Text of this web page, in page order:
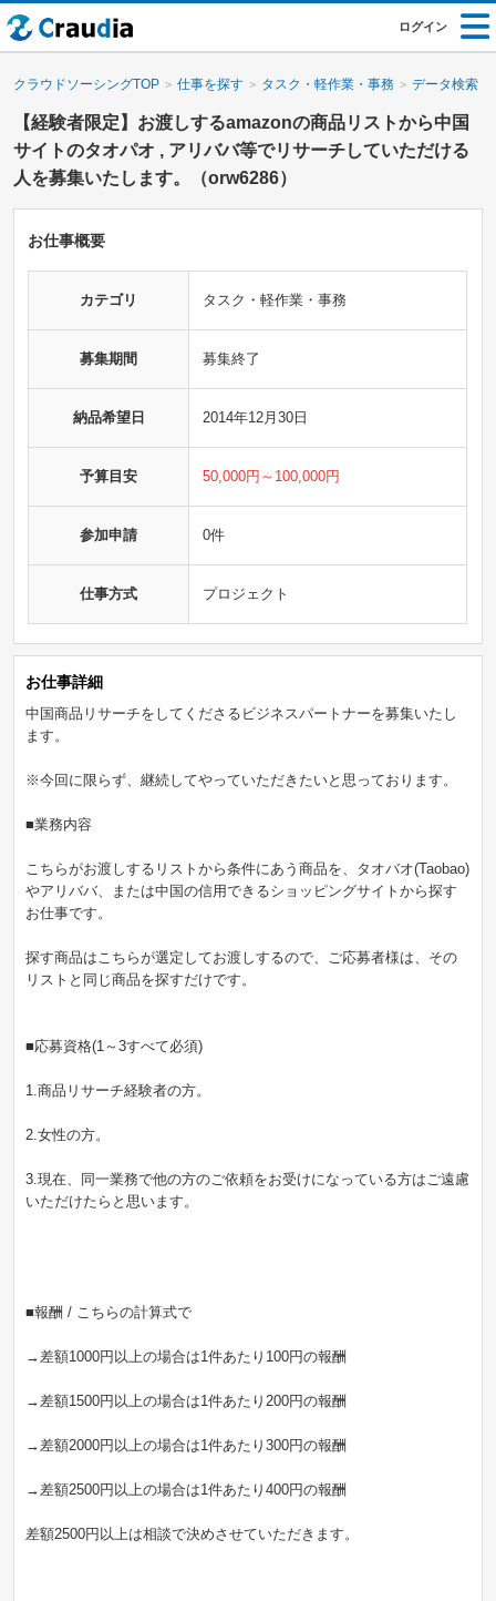
ログイン
クラウドソーシングTOP 仕事を探す タスク・軽作業・事務 データ検索・
【経験者限定】お渡しするamazonの商品リストから中国
サイトのタオパオ , アリババ等でリサーチしていただける
人を募集いたします。（orw6286）
お仕事概要
カテゴリ タスク・軽作業・事務
募集期間 募集終了
納品希望日 2014年12月30日
予算目安 50,000円～100,000円
参加申請 0件
仕事方式 プロジェクト
お仕事詳細
中国商品リサーチをしてくださるビジネスパートナーを募集いたし
ます。
※今回に限らず、継続してやっていただきたいと思っております。
■業務内容
こちらがお渡しするリストから条件にあう商品を、タオバオ(Taobao)
やアリババ、または中国の信用できるショッピングサイトから探す
お仕事です。
探す商品はこちらが選定してお渡しするので、ご応募者様は、その
リストと同じ商品を探すだけです。
■応募資格(1～3すべて必須)
1.商品リサーチ経験者の方。
2.女性の方。
3.現在、同一業務で他の方のご依頼をお受けになっている方はご遠慮
いただけたらと思います。
■報酬 / こちらの計算式で
→差額1000円以上の場合は1件あたり100円の報酬
→差額1500円以上の場合は1件あたり200円の報酬
→差額2000円以上の場合は1件あたり300円の報酬
→差額2500円以上の場合は1件あたり400円の報酬
差額2500円以上は相談で決めさせていただきます。